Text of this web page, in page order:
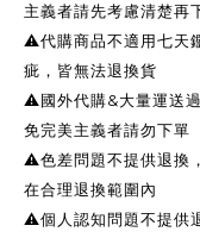
主義者請先考慮清楚再
⚠️代購商品不適用七天
疵，皆無法退換貨
⚠️國外代購&大量運送
免完美主義者請勿下單
⚠️色差問題不提供退換
在合理退換範圍內
⚠️個人認知問題不提供